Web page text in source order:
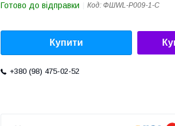
Готово до відправки Код: ФШWL-P009-1-С
Купити
+380 (98) 475-02-52